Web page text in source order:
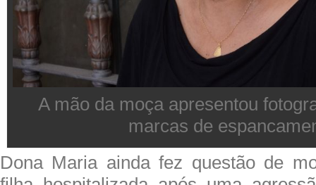
A mão da moça apresentou
marcas de
Dona Maria ainda fez questão de